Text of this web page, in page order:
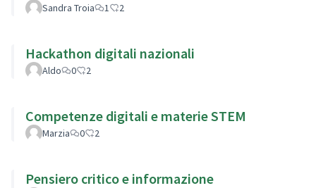
Sandra Troia 1 2
Hackathon digitali nazionali
Aldo 0 2
Competenze digitali e materie STEM
Marzia 0 2
Pensiero critico e informazione